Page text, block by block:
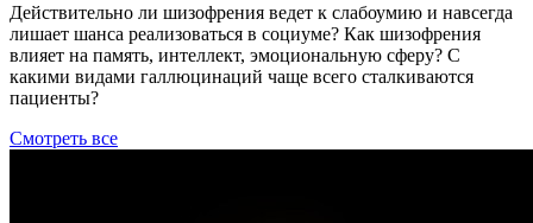
Действительно ли шизофрения ведет к слабоумию и навсегда
лишает шанса реализоваться в социуме? Как шизофрения
влияет на память, интеллект, эмоциональную сферу? С
какими видами галлюцинаций чаще всего сталкиваются
пациенты?
Смотреть все